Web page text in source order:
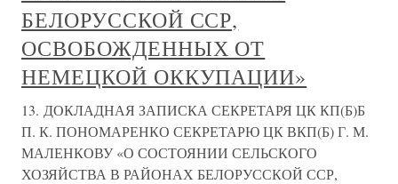
БЕЛОРУССКОЙ ССР,
ОСВОБОЖДЕННЫХ ОТ
НЕМЕЦКОЙ ОККУПАЦИИ»
13. ДОКЛАДНАЯ ЗАПИСКА СЕКРЕТАРЯ ЦК КП(Б)Б
П. К. ПОНОМАРЕНКО СЕКРЕТАРЮ ЦК ВКП(Б) Г. М.
МАЛЕНКОВУ «О СОСТОЯНИИ СЕЛЬСКОГО
ХОЗЯЙСТВА В РАЙОНАХ БЕЛОРУССКОЙ ССР,